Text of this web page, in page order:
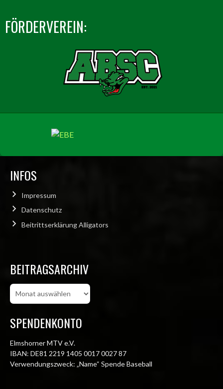
FÖRDERVEREIN:
INFOS
Impressum
Datenschutz
Beitrittserklärung Alligators
BEITRAGSARCHIV
Beitragsarchiv
SPENDENKONTO
Elmshorner MTV e.V.
IBAN: DE81 2219 1405 0017 0027 87
Verwendungszweck: „Name“ Spende Baseball